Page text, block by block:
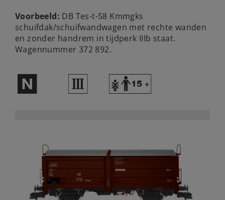
Voorbeeld: DB Tes-t-58 Kmmgks
schuifdak/schuifwandwagen met rechte wanden
en zonder handrem in tijdperk IIIb staat.
Wagennummer 372 892.
$ 3 Y